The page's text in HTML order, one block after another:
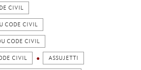
CIVIL
CODE CIVIL
CODE CIVIL
CIVIL ASSUJETTI